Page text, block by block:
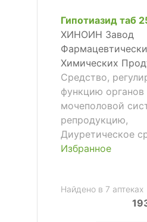
Гипотиазид таб
ХИНОИН Завод
Химических
Средство,
функцию органов
мочеполовой
репродукцию,
Диуретическое
Избранное
Найдено в 7 аптеках